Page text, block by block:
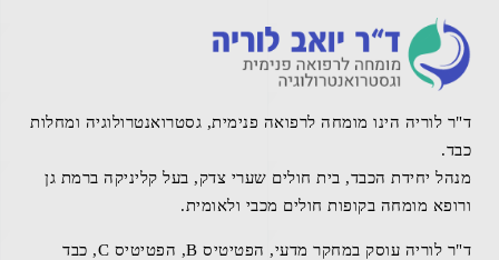
ד"ר לוריה הינו מומחה לרפואה פנימית, גסטרואנטרולוגיה ומחלות
כבד.
מנהל יחידת הכבד, בית חולים שערי צדק, בעל קליניקה ברמת גן
ורופא מומחה בקופות חולים מכבי ולאומית.
ד"ר לוריה עוסק במחקר מדעי, הפטיטיס B, הפטיטיס C, כבד